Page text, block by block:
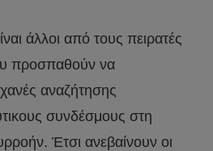
άλλοι από τους πειρατές
προσπαθούν να
αναζήτησης
συνδέσμους στη
Έτσι ανεβαίνουν οι